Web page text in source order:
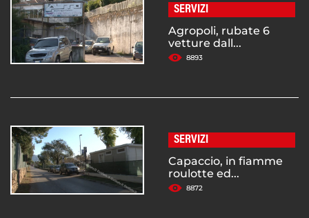
SERVIZI
Agropoli, rubate 6
vetture dall...
8893
SERVIZI
Capaccio, in fiamme
roulotte ed...
8872